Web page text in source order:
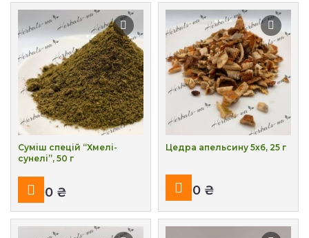
Суміш спецій “Хмелі-
сунелі”, 50 г
₴
Цедра апельсину 5х6, 25 г
₴